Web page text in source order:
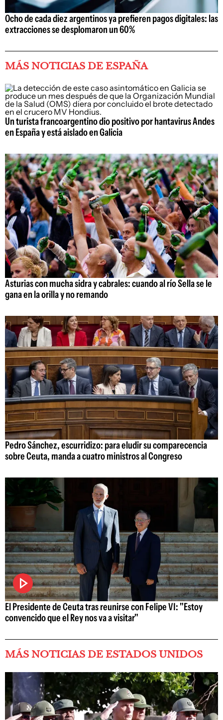
Ocho de cada diez argentinos ya prefieren pagos digitales: las
extracciones se desplomaron un 60%
MÁS NOTICIAS DE ESPAÑA
Un turista francoargentino dio positivo por hantavirus Andes
en España y está aislado en Galicia
Asturias con mucha sidra y cabrales: cuando al río Sella se le
gana en la orilla y no remando
Pedro Sánchez, escurridizo: para eludir su comparecencia
sobre Ceuta, manda a cuatro ministros al Congreso
El Presidente de Ceuta tras reunirse con Felipe VI: "Estoy
convencido que el Rey nos va a visitar"
MÁS NOTICIAS DE ESTADOS UNIDOS